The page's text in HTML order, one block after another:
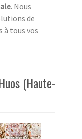
. Nous
de
à tous vos
(Haute-